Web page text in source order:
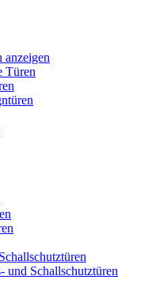
anzeigen
Türen
und Schallschutztüren